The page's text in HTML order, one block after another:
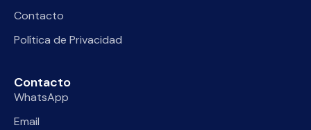
Contacto
Política de Privacidad
Contacto
WhatsApp
Email